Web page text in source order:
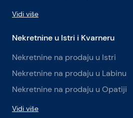
Vidi više
Nekretnine u Istri i Kvarneru
Nekretnine na prodaju u Istri
Nekretnine na prodaju u Labinu
Nekretnine na prodaju u Opatiji
Vidi više